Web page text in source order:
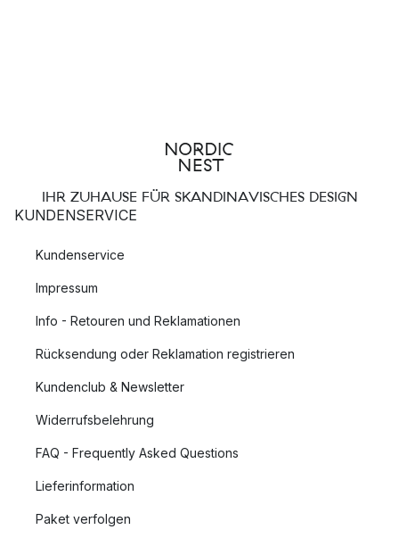
IHR ZUHAUSE FÜR SKANDINAVISCHES DESIGN
KUNDENSERVICE
Kundenservice
Impressum
Info - Retouren und Reklamationen
Rücksendung oder Reklamation registrieren
Kundenclub & Newsletter
Widerrufsbelehrung
FAQ - Frequently Asked Questions
Lieferinformation
Paket verfolgen